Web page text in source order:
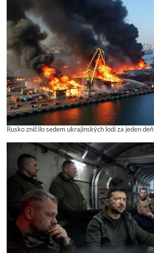
Rusko zničilo sedem ukrajinských lodí za jeden deň